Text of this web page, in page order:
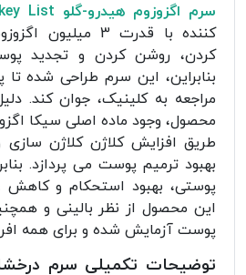
سرم اگزوزوم هیدرو-گلو Inkey List
کننده با قدرت 3
بنابراین، این سرم طراحی شده تا
مراجعه به کلینیک، جوان کند.
محصول، وجود ماده اصلی سیکا
طریق افزایش کلاژن کلاژن
بهبود ترمیم پوست می پردازد.
پوستی، بهبود استحکام و
این محصول از نظر بالینی و
پوست آزمایش شده و برای همه
توضیحات تکمیلی سرم